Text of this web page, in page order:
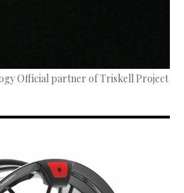
Official partner of Triskell Project